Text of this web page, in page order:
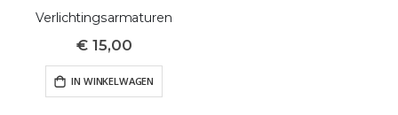
Verlichtingsarmaturen
€ 15,00
IN WINKELWAGEN